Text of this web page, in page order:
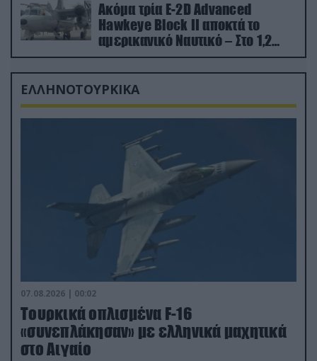
Ακόμα τρία E-2D Advanced
Hawkeye Block II αποκτά το
αμερικανικό Ναυτικό – Στο 1,2
δισ.δολάρια το κόστος
ΕΛΛΗΝΟΤΟΥΡΚΙΚΑ
07.08.2026 | 00:02
Τουρκικά οπλισμένα F-16
«συνεπλάκησαν» με ελληνικά μαχητικά
στο Αιγαίο